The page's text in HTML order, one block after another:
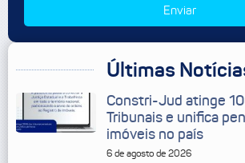
Enviar
Últimas
Constri-Jud atinge
Tribunais e unifica
imóveis no país
6 de agosto de 2026